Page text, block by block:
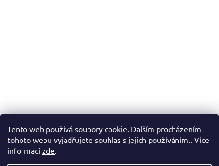
Tento web používá soubory cookie. Dalším procházením
tohoto webu vyjadřujete souhlas s jejich používáním.. Více
informací zde.